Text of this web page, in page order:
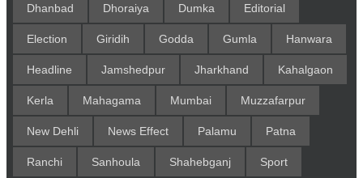
Dhanbad Dhoraiya Dumka Editorial
Election Giridih Godda Gumla Hanwara
Headline Jamshedpur Jharkhand Kahalgaon
Kerla Mahagama Mumbai Muzzafarpur
New Dehli News Effect Palamu Patna
Ranchi Sanhoula Shahebganj Sport